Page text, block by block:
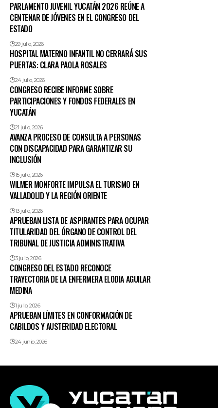
PARLAMENTO JUVENIL YUCATÁN 2026 REÚNE A
CENTENAR DE JÓVENES EN EL CONGRESO DEL
ESTADO
29 julio, 2026
HOSPITAL MATERNO INFANTIL NO CERRARÁ SUS
PUERTAS: CLARA PAOLA ROSALES
24 julio, 2026
CONGRESO RECIBE INFORME SOBRE
PARTICIPACIONES Y FONDOS FEDERALES EN
YUCATÁN
21 julio, 2026
AVANZA PROCESO DE CONSULTA A PERSONAS
CON DISCAPACIDAD PARA GARANTIZAR SU
INCLUSIÓN
15 julio, 2026
WILMER MONFORTE IMPULSA EL TURISMO EN
VALLADOLID Y LA REGIÓN ORIENTE
13 julio, 2026
APRUEBAN LISTA DE ASPIRANTES PARA OCUPAR
TITULARIDAD DEL ÓRGANO DE CONTROL DEL
TRIBUNAL DE JUSTICIA ADMINISTRATIVA
3 julio, 2026
CONGRESO DEL ESTADO RECONOCE
TRAYECTORIA DE LA ENFERMERA ELODIA AGUILAR
MEDINA
1 julio, 2026
APRUEBAN LÍMITES EN CONFORMACIÓN DE
CABILDOS Y AUSTERIDAD ELECTORAL
24 junio, 2026